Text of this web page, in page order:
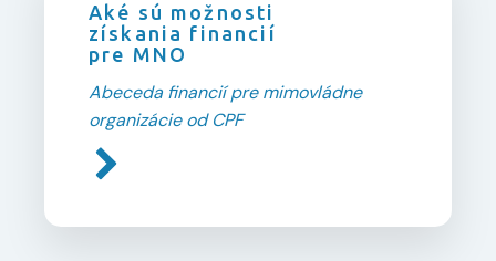
Aké sú možnosti
získania financií
pre MNO
Abeceda financií pre mimovládne
organizácie od CPF